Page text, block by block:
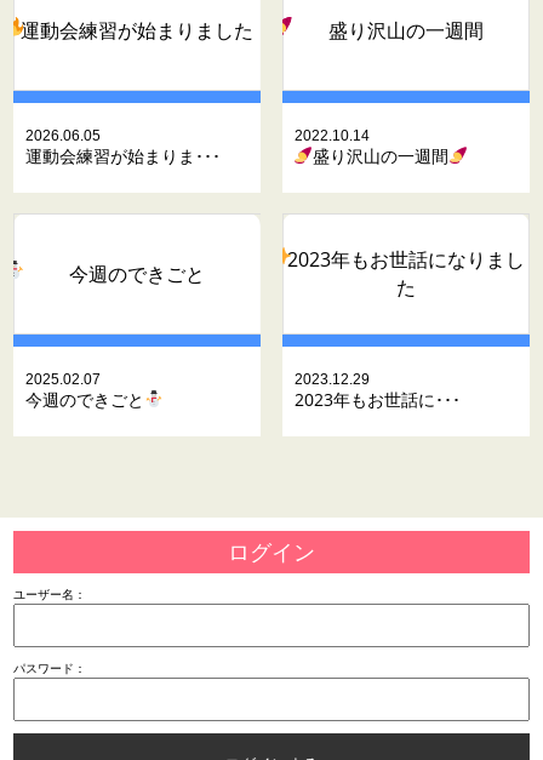
運動会練習が始まりました
2026.06.05
運動会練習が始まりま･･･
盛り沢山の一週間
2022.10.14
盛り沢山の一週間
今週のできごと
2025.02.07
今週のできごと
2023年もお世話になりまし
た
2023.12.29
2023年もお世話に･･･
ログイン
ユーザー名：
パスワード：